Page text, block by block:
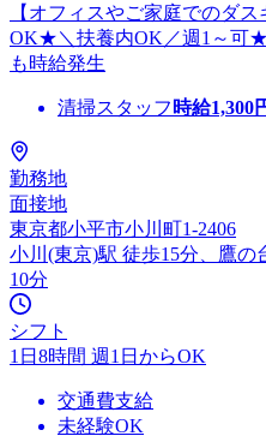
【オフィスやご家庭でのダ
OK★＼扶養内OK／週1～可
も時給発生
清掃スタッフ 時給1,300
勤務地
面接地
東京都小平市小川町1-2406
小川(東京)駅 徒歩15分、鷹の
10分
シフト
1日8時間 週1日からOK
交通費支給
未経験OK